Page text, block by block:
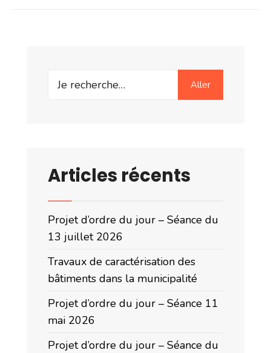
Search
Aller
Articles récents
Projet d’ordre du jour – Séance du
13 juillet 2026
Travaux de caractérisation des
bâtiments dans la municipalité
Projet d’ordre du jour – Séance 11
mai 2026
Projet d’ordre du jour – Séance du